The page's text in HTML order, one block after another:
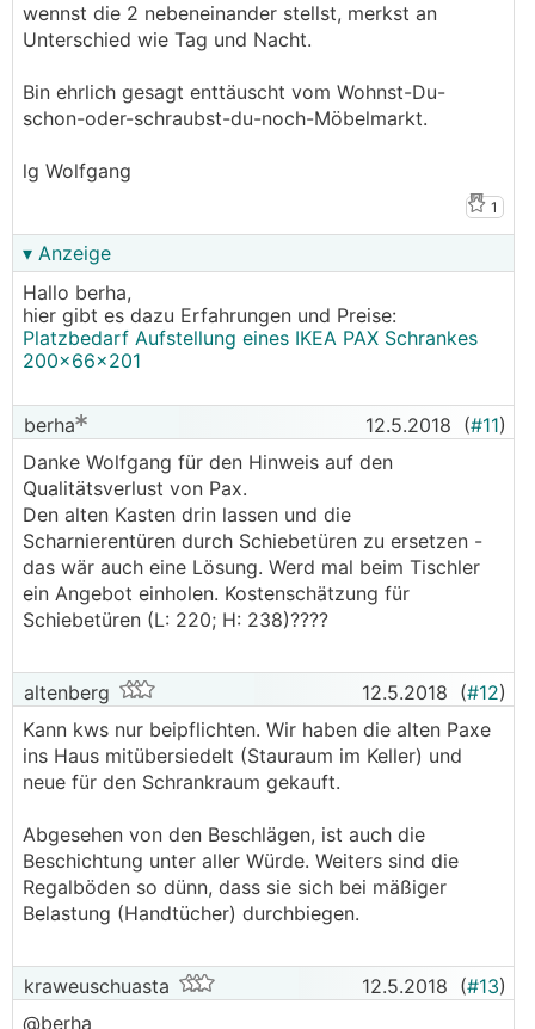
wennst die 2 nebeneinander stellst, merkst an
Unterschied wie Tag und Nacht.
Bin ehrlich gesagt enttäuscht vom Wohnst-Du-
schon-oder-schraubst-du-noch-Möbelmarkt.
lg Wolfgang
1
▾ Anzeige
Hallo berha,
hier gibt es dazu Erfahrungen und Preise:
Platzbedarf Aufstellung eines IKEA PAX Schrankes
200x66x201
berha 12.5.2018 (#11)
Danke Wolfgang für den Hinweis auf den
Qualitätsverlust von Pax.
Den alten Kasten drin lassen und die
Scharnierentüren durch Schiebetüren zu ersetzen -
das wär auch eine Lösung. Werd mal beim Tischler
ein Angebot einholen. Kostenschätzung für
Schiebetüren (L: 220; H: 238)????
altenberg 12.5.2018 (#12)
Kann kws nur beipflichten. Wir haben die alten Paxe
ins Haus mitübersiedelt (Stauraum im Keller) und
neue für den Schrankraum gekauft.
Abgesehen von den Beschlägen, ist auch die
Beschichtung unter aller Würde. Weiters sind die
Regalböden so dünn, dass sie sich bei mäßiger
Belastung (Handtücher) durchbiegen.
kraweuschuasta 12.5.2018 (#13)
@berha